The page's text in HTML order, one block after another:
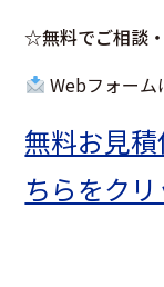
☆無料でご相談
Webフォーム
無料お見
ちらをクリ